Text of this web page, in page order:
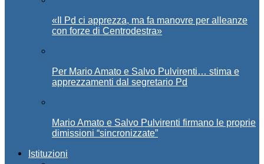
«Il Pd ci apprezza, ma fa manovre per alleanze
con forze di Centrodestra»
Per Mario Amato e Salvo Pulvirenti… stima e
apprezzamenti dal segretario Pd
Mario Amato e Salvo Pulvirenti firmano le proprie
dimissioni “sincronizzate”
Istituzioni